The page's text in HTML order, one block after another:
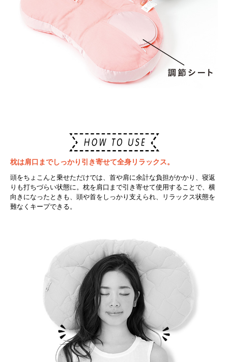
枕は肩口までしっかり引き寄せて全身リラックス。
頭をちょこんと乗せただけでは、首や肩に余計な負担がかかり、寝返
りも打ちづらい状態に。枕を肩口まで引き寄せて使用することで、横
向きになったときも、頭や首をしっかり支えられ、リラックス状態を
難なくキープできる。